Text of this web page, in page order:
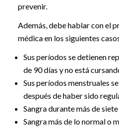
prevenir.
Además, debe hablar con el
médica en los siguientes
Sus períodos se detienen
de 90 días y no está
Sus períodos menstruales
después de haber sido
Sangra durante más de
Sangra más de lo normal o